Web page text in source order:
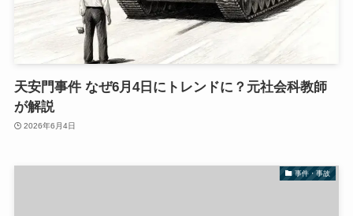
天安門事件 なぜ6月4日にトレンドに？元社会科教師
が解説
2026年6月4日
事件・事故